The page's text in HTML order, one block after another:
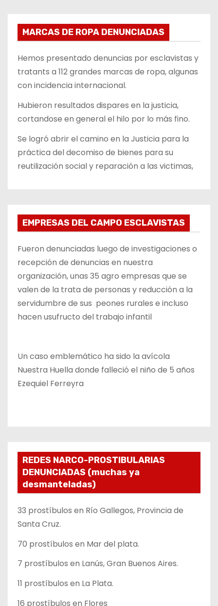
MARCAS DE ROPA DENUNCIADAS
Hemos presentado denuncias por esclavistas y
tratants a 112 grandes marcas de ropa, algunas
con incidencia internacional.
Hubieron resultados dispares en la justicia,
cortandose en general el hilo por lo más fino.
Se logró abrir el camino en la Justicia para la
práctica del decomiso de bienes para su
reutilización social y reparación a las victimas,
EMPRESAS DEL CAMPO ESCLAVISTAS
Fueron denunciadas luego de investigaciones o
recepción de denuncias en nuestra
organización, unas 35 agro empresas que se
valen de la trata de personas y reducción a la
servidumbre de sus peones rurales e incluso
hacen usufructo del trabajo infantil
Un caso emblemático ha sido la avícola
Nuestra Huella donde falleció el niño de 5 años
Ezequiel Ferreyra
REDES NARCO-PROSTIBULARIAS
DENUNCIADAS (muchas ya
desmanteladas)
33 prostíbulos en Río Gallegos, Provincia de
Santa Cruz.
70 prostíbulos en Mar del plata.
7 prostíbulos en Lanús, Gran Buenos Aires.
11 prostíbulos en La Plata.
16 prostíbulos en Flores